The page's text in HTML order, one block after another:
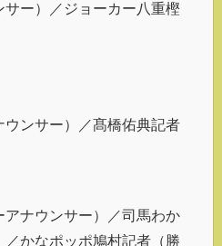
ー）／ジョーカー八重樫
ンサー）／髙橋佑典記者
ナウンサー）／司馬わか
かなポッポ鳩村記者（勝